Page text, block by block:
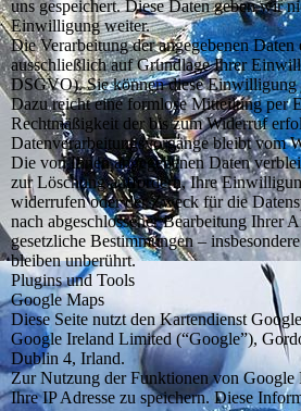
uns gespeichert. Diese Daten geben wir
Einwilligung weiter.
Die Verarbeitung der angegebenen
ausschließlich auf Grundlage Ihrer
DSGVO). Sie können diese Einwilligung
Dazu reicht eine formlose Mitteilung per
Rechtmäßigkeit der bis zum Widerruf
Datenverarbeitungsvorgänge bleibt vom
Die von Ihnen angegebenen Daten
zur Löschung auffordern, Ihre
widerrufen oder der Zweck für die
nach abgeschlossener Bearbeitung Ihrer
gesetzliche Bestimmungen –
bleiben unberührt.
Plugins und Tools
Google Maps
Diese Seite nutzt den Kartendienst
Google Ireland Limited (“Google”),
Dublin 4, Irland.
Zur Nutzung der Funktionen von Google
Ihre IP Adresse zu speichern. Diese